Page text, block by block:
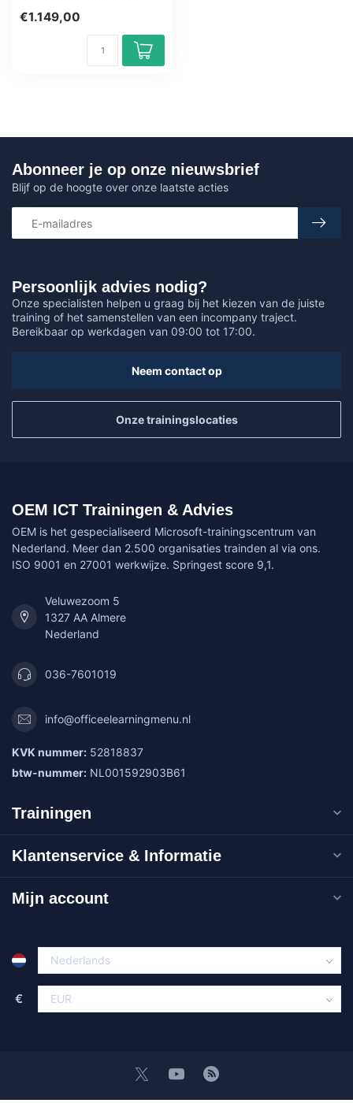
Utrecht....
€1.149,00
Persoonlijk advies nodig?
Onze specialisten helpen u graag bij het kiezen van de juiste
training of het samenstellen van een incompany traject.
Bereikbaar op werkdagen van 09:00 tot 17:00.
Neem contact op
Onze trainingslocaties
Abonneer je op onze nieuwsbrief
Blijf op de hoogte over onze laatste acties
OEM ICT Trainingen & Advies
OEM is het gespecialiseerd Microsoft-trainingscentrum van
Nederland. Meer dan 2.500 organisaties trainden al via ons.
ISO 9001 en 27001 werkwijze. Springest score 9,1.
Veluwezoom 5
1327 AA Almere
Nederland
036-7601019
info@officeelearningmenu.nl
KVK nummer: 52818837
btw-nummer: NL001592903B61
Trainingen
Klantenservice & Informatie
Mijn account
€